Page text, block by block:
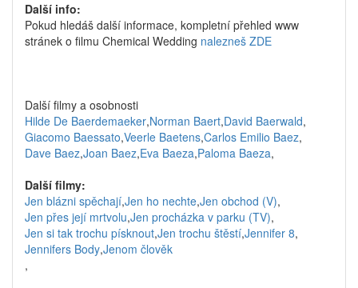
Další info:
Pokud hledáš další informace, kompletní přehled www
stránek o filmu Chemical Wedding nalezneš ZDE
Další filmy a osobnosti
Hilde De Baerdemaeker,Norman Baert,David Baerwald,
Giacomo Baessato,Veerle Baetens,Carlos Emilio Baez,
Dave Baez,Joan Baez,Eva Baeza,Paloma Baeza,
Další filmy:
Jen blázni spěchají,Jen ho nechte,Jen obchod (V),
Jen přes její mrtvolu,Jen procházka v parku (TV),
Jen si tak trochu písknout,Jen trochu štěstí,Jennifer 8,
Jennifers Body,Jenom člověk
,